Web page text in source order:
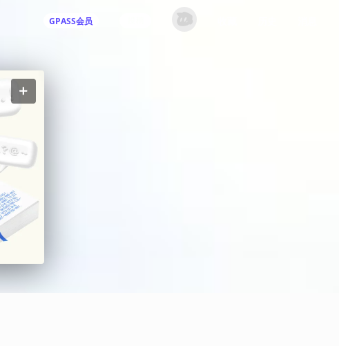
GPASS会员